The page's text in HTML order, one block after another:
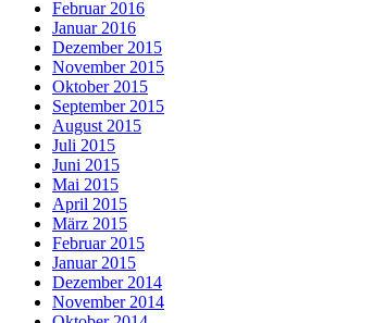
Februar 2016
Januar 2016
Dezember 2015
November 2015
Oktober 2015
September 2015
August 2015
Juli 2015
Juni 2015
Mai 2015
April 2015
März 2015
Februar 2015
Januar 2015
Dezember 2014
November 2014